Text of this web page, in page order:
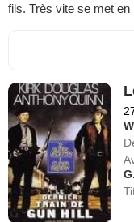
fils. Très vite se met